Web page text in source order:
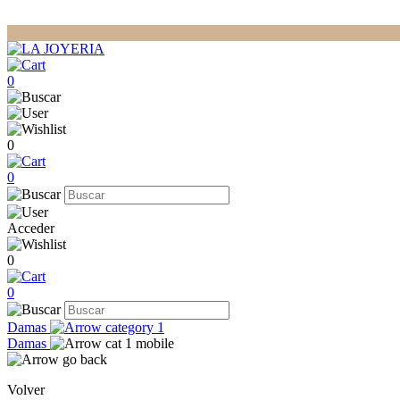
0
0
0
Acceder
0
0
Damas
Damas
Volver